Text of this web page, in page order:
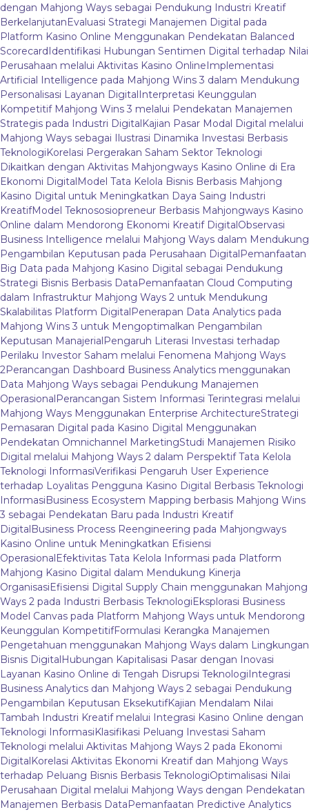
dengan Mahjong Ways sebagai Pendukung Industri Kreatif
BerkelanjutanEvaluasi Strategi Manajemen Digital pada
Platform Kasino Online Menggunakan Pendekatan Balanced
ScorecardIdentifikasi Hubungan Sentimen Digital terhadap Nilai
Perusahaan melalui Aktivitas Kasino OnlineImplementasi
Artificial Intelligence pada Mahjong Wins 3 dalam Mendukung
Personalisasi Layanan DigitalInterpretasi Keunggulan
Kompetitif Mahjong Wins 3 melalui Pendekatan Manajemen
Strategis pada Industri DigitalKajian Pasar Modal Digital melalui
Mahjong Ways sebagai Ilustrasi Dinamika Investasi Berbasis
TeknologiKorelasi Pergerakan Saham Sektor Teknologi
Dikaitkan dengan Aktivitas Mahjongways Kasino Online di Era
Ekonomi DigitalModel Tata Kelola Bisnis Berbasis Mahjong
Kasino Digital untuk Meningkatkan Daya Saing Industri
KreatifModel Teknososiopreneur Berbasis Mahjongways Kasino
Online dalam Mendorong Ekonomi Kreatif DigitalObservasi
Business Intelligence melalui Mahjong Ways dalam Mendukung
Pengambilan Keputusan pada Perusahaan DigitalPemanfaatan
Big Data pada Mahjong Kasino Digital sebagai Pendukung
Strategi Bisnis Berbasis DataPemanfaatan Cloud Computing
dalam Infrastruktur Mahjong Ways 2 untuk Mendukung
Skalabilitas Platform DigitalPenerapan Data Analytics pada
Mahjong Wins 3 untuk Mengoptimalkan Pengambilan
Keputusan ManajerialPengaruh Literasi Investasi terhadap
Perilaku Investor Saham melalui Fenomena Mahjong Ways
2Perancangan Dashboard Business Analytics menggunakan
Data Mahjong Ways sebagai Pendukung Manajemen
OperasionalPerancangan Sistem Informasi Terintegrasi melalui
Mahjong Ways Menggunakan Enterprise ArchitectureStrategi
Pemasaran Digital pada Kasino Digital Menggunakan
Pendekatan Omnichannel MarketingStudi Manajemen Risiko
Digital melalui Mahjong Ways 2 dalam Perspektif Tata Kelola
Teknologi InformasiVerifikasi Pengaruh User Experience
terhadap Loyalitas Pengguna Kasino Digital Berbasis Teknologi
InformasiBusiness Ecosystem Mapping berbasis Mahjong Wins
3 sebagai Pendekatan Baru pada Industri Kreatif
DigitalBusiness Process Reengineering pada Mahjongways
Kasino Online untuk Meningkatkan Efisiensi
OperasionalEfektivitas Tata Kelola Informasi pada Platform
Mahjong Kasino Digital dalam Mendukung Kinerja
OrganisasiEfisiensi Digital Supply Chain menggunakan Mahjong
Ways 2 pada Industri Berbasis TeknologiEksplorasi Business
Model Canvas pada Platform Mahjong Ways untuk Mendorong
Keunggulan KompetitifFormulasi Kerangka Manajemen
Pengetahuan menggunakan Mahjong Ways dalam Lingkungan
Bisnis DigitalHubungan Kapitalisasi Pasar dengan Inovasi
Layanan Kasino Online di Tengah Disrupsi TeknologiIntegrasi
Business Analytics dan Mahjong Ways 2 sebagai Pendukung
Pengambilan Keputusan EksekutifKajian Mendalam Nilai
Tambah Industri Kreatif melalui Integrasi Kasino Online dengan
Teknologi InformasiKlasifikasi Peluang Investasi Saham
Teknologi melalui Aktivitas Mahjong Ways 2 pada Ekonomi
DigitalKorelasi Aktivitas Ekonomi Kreatif dan Mahjong Ways
terhadap Peluang Bisnis Berbasis TeknologiOptimalisasi Nilai
Perusahaan Digital melalui Mahjong Ways dengan Pendekatan
Manajemen Berbasis DataPemanfaatan Predictive Analytics